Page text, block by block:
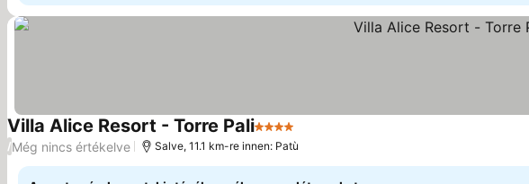
Villa Alice Resort - Torre Pali4 Kategória
/Még nincs értékelve Salve, 11.1 km-re innen: Patù